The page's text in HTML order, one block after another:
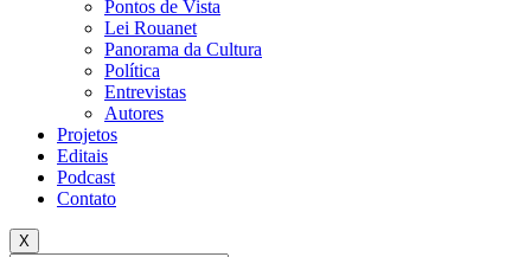
Pontos de Vista
Lei Rouanet
Panorama da Cultura
Política
Entrevistas
Autores
Projetos
Editais
Podcast
Contato
X